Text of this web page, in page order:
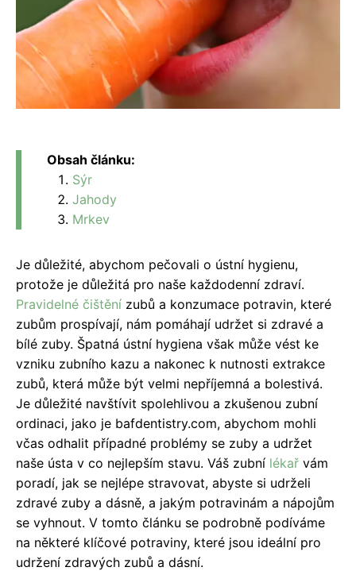
Obsah článku:
Sýr
Jahody
Mrkev
Je důležité, abychom pečovali o ústní hygienu,
protože je důležitá pro naše každodenní zdraví.
Pravidelné čištění zubů a konzumace potravin, které
zubům prospívají, nám pomáhají udržet si zdravé a
bílé zuby. Špatná ústní hygiena však může vést ke
vzniku zubního kazu a nakonec k nutnosti extrakce
zubů, která může být velmi nepříjemná a bolestivá.
Je důležité navštívit spolehlivou a zkušenou zubní
ordinaci, jako je bafdentistry.com, abychom mohli
včas odhalit případné problémy se zuby a udržet
naše ústa v co nejlepším stavu. Váš zubní lékař vám
poradí, jak se nejlépe stravovat, abyste si udrželi
zdravé zuby a dásně, a jakým potravinám a nápojům
se vyhnout. V tomto článku se podrobně podíváme
na některé klíčové potraviny, které jsou ideální pro
udržení zdravých zubů a dásní.